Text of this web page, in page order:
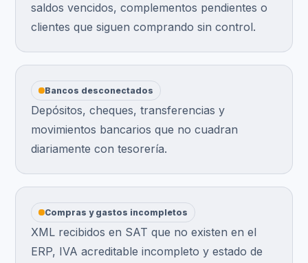
saldos vencidos, complementos pendientes o
clientes que siguen comprando sin control.
Bancos desconectados
Depósitos, cheques, transferencias y
movimientos bancarios que no cuadran
diariamente con tesorería.
Compras y gastos incompletos
XML recibidos en SAT que no existen en el
ERP, IVA acreditable incompleto y estado de